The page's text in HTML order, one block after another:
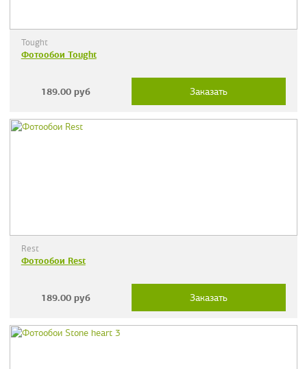
Tought
Фотообои Tought
189.00 руб Заказать
Rest
Фотообои Rest
189.00 руб Заказать